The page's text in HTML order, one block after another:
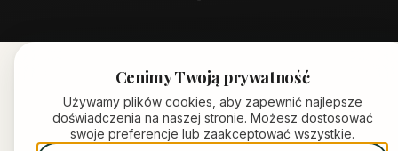
Cenimy Twoją prywatność
Używamy plików cookies, aby zapewnić najlepsze
doświadczenia na naszej stronie. Możesz dostosować
swoje preferencje lub zaakceptować wszystkie.